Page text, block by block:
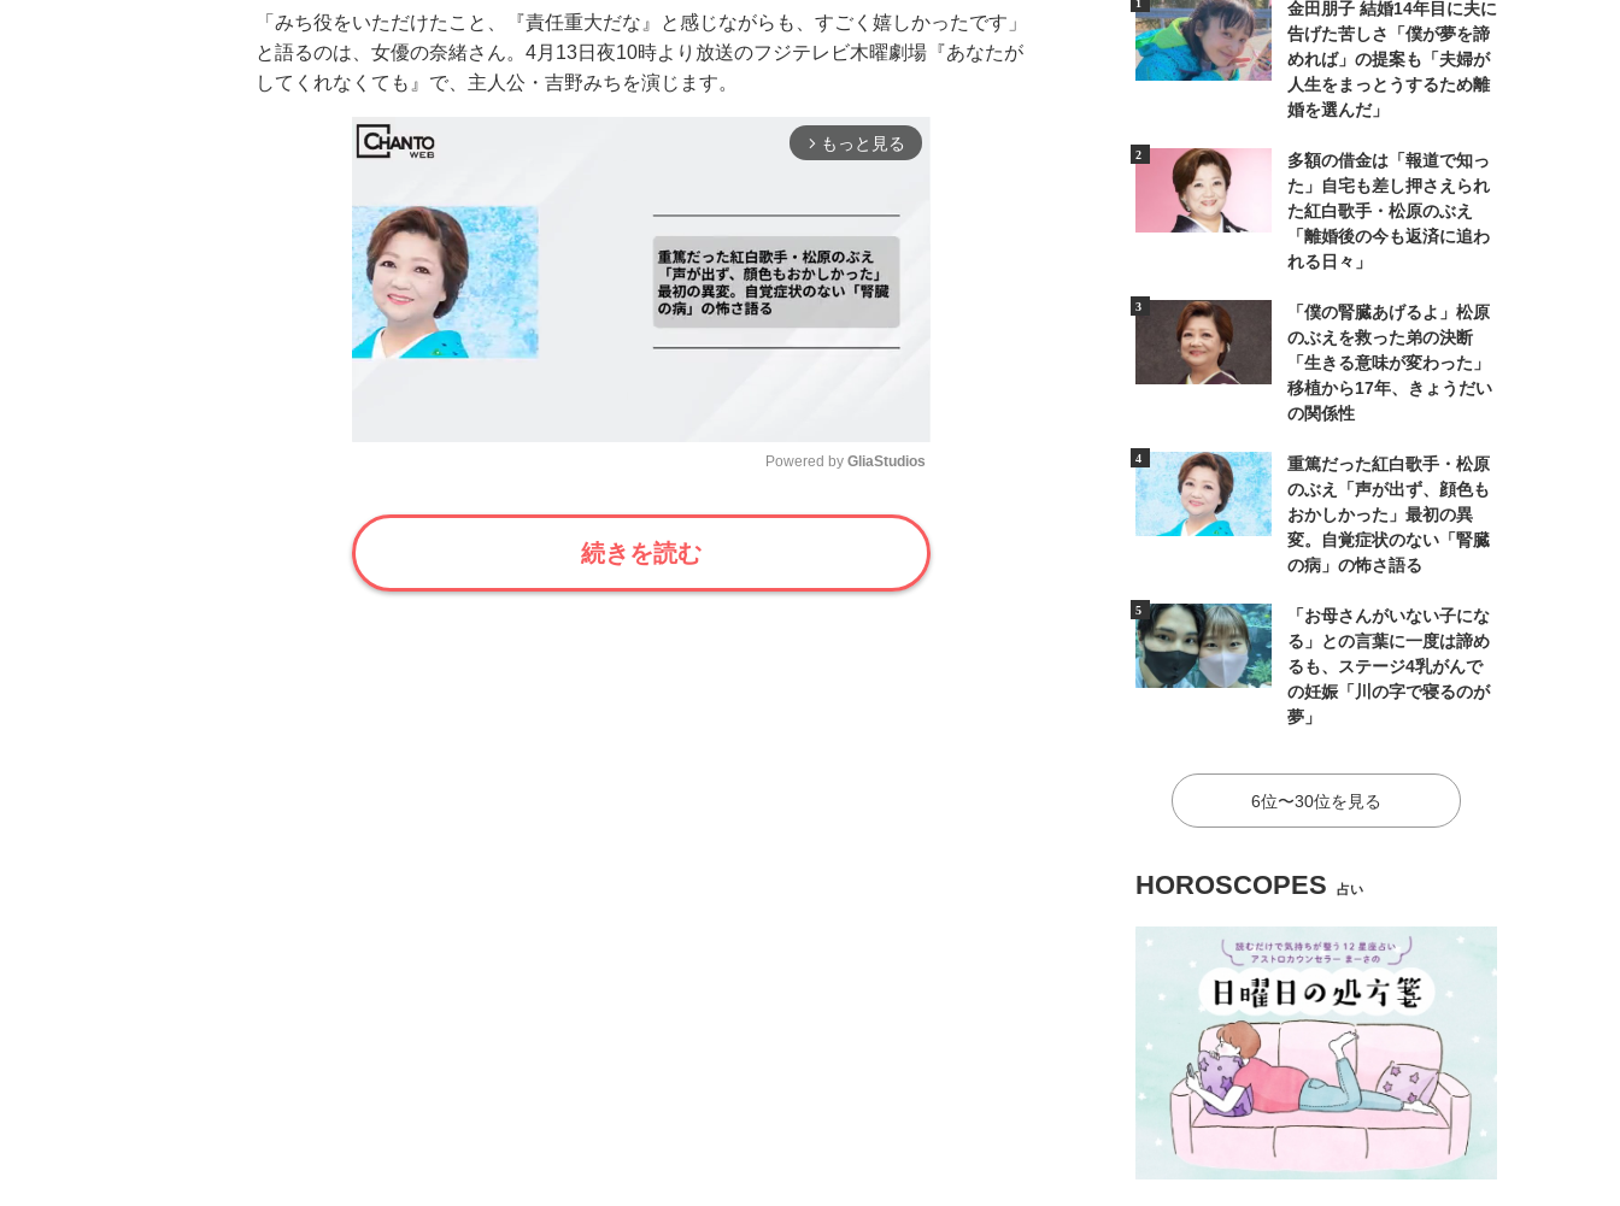
「みち役をいただけたこと、『責任重大だな』と感じながらも、すごく嬉しかったです」
と語るのは、女優の奈緒さん。4月13日夜10時より放送のフジテレビ木曜劇場『あなたが
してくれなくても』で、主人公・吉野みちを演じます。
arrow_forward_ios もっと見る
Powered by GliaStudios
続きを読む
金田朋子 結婚14年目に夫に
告げた苦しさ「僕が夢を諦
めれば」の提案も「夫婦が
人生をまっとうするため離
婚を選んだ」
多額の借金は「報道で知っ
た」自宅も差し押さえられ
た紅白歌手・松原のぶえ
「離婚後の今も返済に追わ
れる日々」
「僕の腎臓あげるよ」松原
のぶえを救った弟の決断
「生きる意味が変わった」
移植から17年、きょうだい
の関係性
重篤だった紅白歌手・松原
のぶえ「声が出ず、顔色も
おかしかった」最初の異
変。自覚症状のない「腎臓
の病」の怖さ語る
「お母さんがいない子にな
る」との言葉に一度は諦め
るも、ステージ4乳がんで
の妊娠「川の字で寝るのが
夢」
6位〜30位を見る
HOROSCOPES 占い